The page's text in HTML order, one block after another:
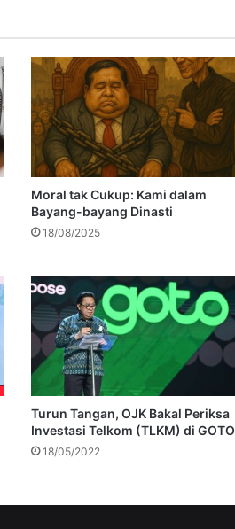
Moral tak Cukup: Kami dalam
Bayang-bayang Dinasti
18/08/2025
Turun Tangan, OJK Bakal Periksa
Investasi Telkom (TLKM) di GOTO
18/05/2022